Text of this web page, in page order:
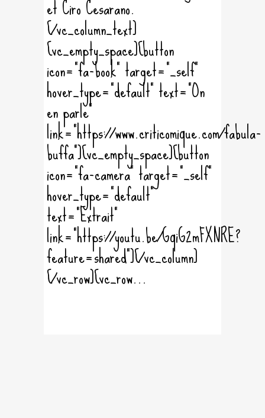
et Ciro Cesarano.
[/vc_column_text]
[vc_empty_space][button
icon="fa-book" target="_self"
hover_type="default" text="On
en parle"
link="https://www.criticomique.com/fabula-
buffa"][vc_empty_space][button
icon="fa-camera" target="_self"
hover_type="default"
text="Extrait"
link="https://youtu.be/GqiG2mFXNRE?
feature=shared"][/vc_column]
[/vc_row][vc_row...